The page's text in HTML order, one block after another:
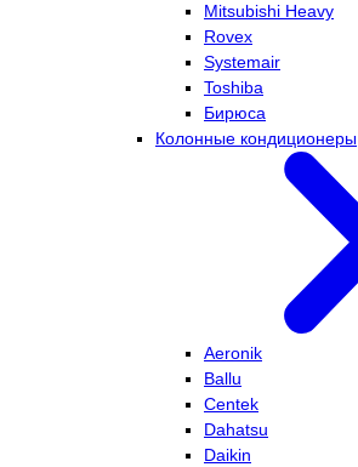
Mitsubishi Heavy
Rovex
Systemair
Toshiba
Бирюса
Колонные кондиционеры
Aeronik
Ballu
Centek
Dahatsu
Daikin